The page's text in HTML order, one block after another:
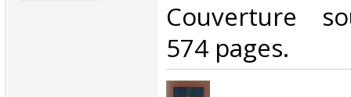
‎Couverture
574 pages.‎